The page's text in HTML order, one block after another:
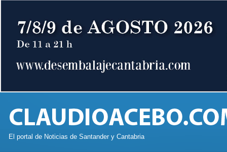
El portal de Noticias de Santander y Cantabria